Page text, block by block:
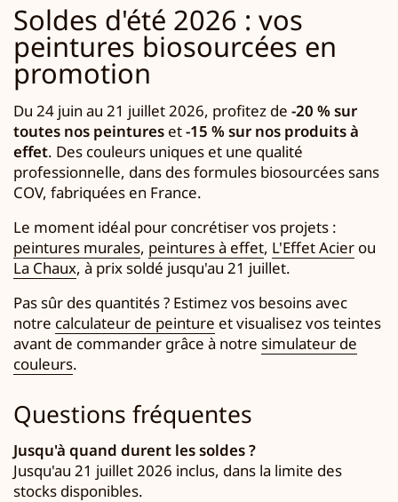
Soldes d'été 2026 : vos
peintures biosourcées en
promotion
Du 24 juin au 21 juillet 2026, profitez de -20 % sur
toutes nos peintures et-15 % sur nos produits à
effet. Des couleurs uniques et une qualité
professionnelle, dans des formules biosourcées sans
COV, fabriquées en France.
Le moment idéal pour concrétiser vos projets :
peintures murales, peintures à effet, L'Effet Acier ou
La Chaux, à prix soldé jusqu'au 21 juillet.
Pas sûr des quantités ? Estimez vos besoins avec
notre calculateur de peinture et visualisez vos teintes
avant de commander grâce à notre simulateur de
couleurs.
Questions fréquentes
Jusqu'à quand durent les soldes ?
Jusqu'au 21 juillet 2026 inclus, dans la limite des
stocks disponibles.